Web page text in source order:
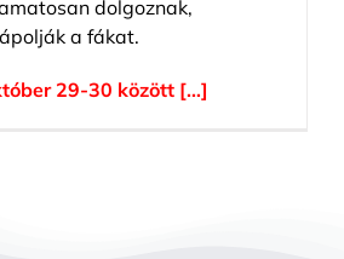
dolgoznak,
a fákat.
29-30 között […]